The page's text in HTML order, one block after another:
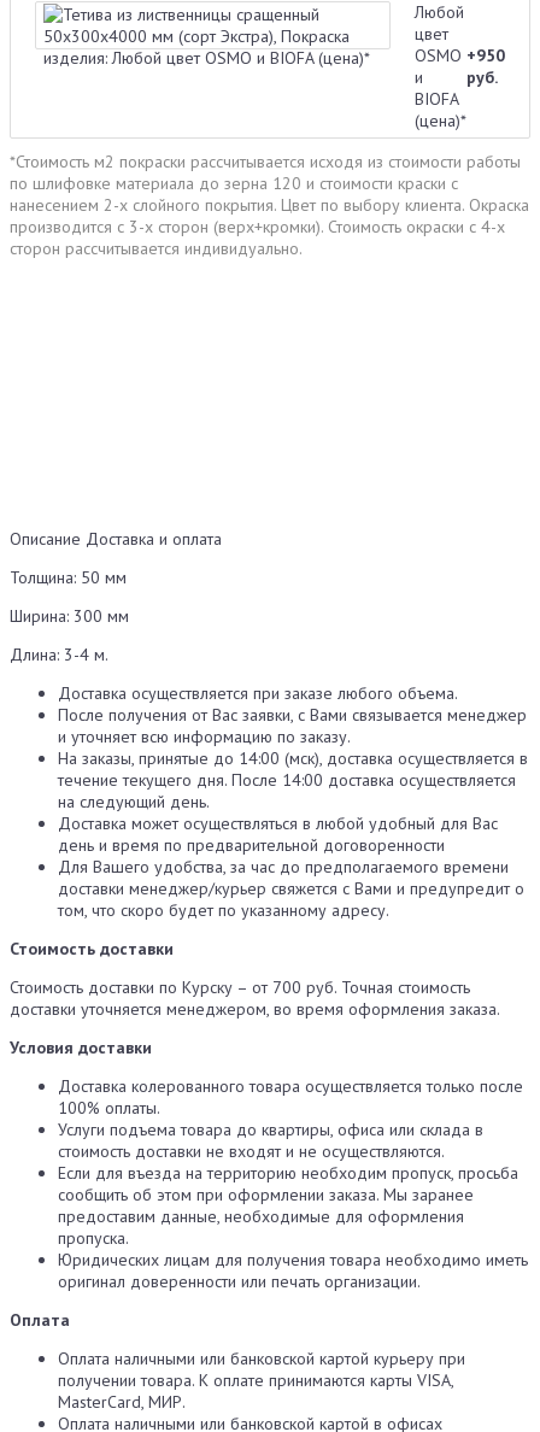
Любой
цвет
OSMO
и
BIOFA
(цена)*
+950
руб.
*Стоимость м2 покраски рассчитывается исходя из стоимости работы
по шлифовке материала до зерна 120 и стоимости краски с
нанесением 2-х слойного покрытия. Цвет по выбору клиента. Окраска
производится с 3-х сторон (верх+кромки). Стоимость окраски с 4-х
сторон рассчитывается индивидуально.
Описание Доставка и оплата
Толщина: 50 мм
Ширина: 300 мм
Длина: 3-4 м.
Доставка осуществляется при заказе любого объема.
После получения от Вас заявки, с Вами связывается менеджер
и уточняет всю информацию по заказу.
На заказы, принятые до 14:00 (мск), доставка осуществляется в
течение текущего дня. После 14:00 доставка осуществляется
на следующий день.
Доставка может осуществляться в любой удобный для Вас
день и время по предварительной договоренности
Для Вашего удобства, за час до предполагаемого времени
доставки менеджер/курьер свяжется с Вами и предупредит о
том, что скоро будет по указанному адресу.
Стоимость доставки
Стоимость доставки по Курску – от 700 руб. Точная стоимость
доставки уточняется менеджером, во время оформления заказа.
Условия доставки
Доставка колерованного товара осуществляется только после
100% оплаты.
Услуги подъема товара до квартиры, офиса или склада в
стоимость доставки не входят и не осуществляются.
Если для въезда на территорию необходим пропуск, просьба
сообщить об этом при оформлении заказа. Мы заранее
предоставим данные, необходимые для оформления
пропуска.
Юридических лицам для получения товара необходимо иметь
оригинал доверенности или печать организации.
Оплата
Оплата наличными или банковской картой курьеру при
получении товара. К оплате принимаются карты VISA,
MasterCard, МИР.
Оплата наличными или банковской картой в офисах